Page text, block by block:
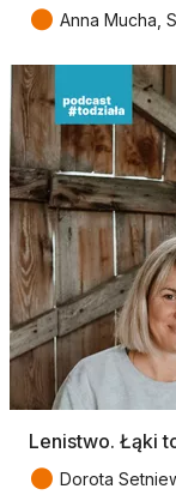
● Anna Mucha,
Lenistwo. Łąki
● Dorota